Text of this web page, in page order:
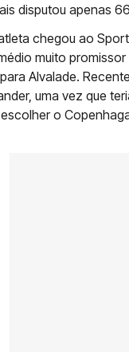
disputou apenas
chegou ao
muito
Alvalade.
uma vez que
o